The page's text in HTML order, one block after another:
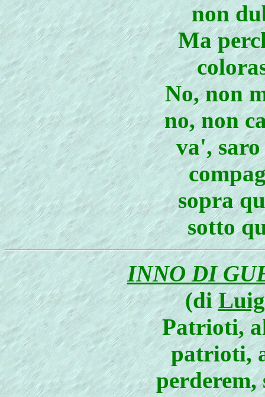
non
Ma
No, non
no, non
va',
sopra
sotto
INNO DI
(di
Patrioti,
patrioti,